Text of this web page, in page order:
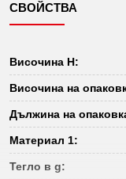
СВОЙСТВА
Височина H:
Височина на
Дължина на
Материал 1:
Тегло в g: